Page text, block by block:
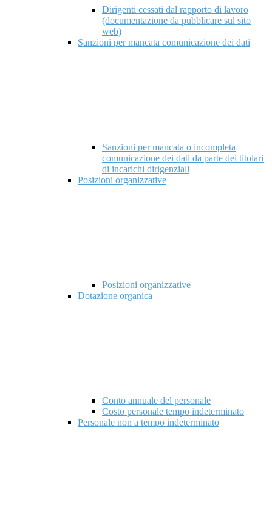
Dirigenti cessati dal rapporto di lavoro
(documentazione da pubblicare sul sito
web)
Sanzioni per mancata comunicazione dei dati
Sanzioni per mancata o incompleta
comunicazione dei dati da parte dei titolari
di incarichi dirigenziali
Posizioni organizzative
Posizioni organizzative
Dotazione organica
Conto annuale del personale
Costo personale tempo indeterminato
Personale non a tempo indeterminato